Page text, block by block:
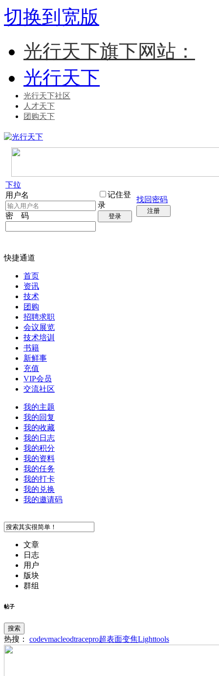
切换到宽版
光行天下旗下网站：
光行天下
光行天下社区
人才天下
团购天下
下拉
用户名
密 码
记住登
录
登录
找回密码
注册
快捷通道
首页
资讯
技术
团购
招聘求职
会议展览
技术培训
书籍
新鲜事
充值
VIP会员
交流社区
我的主题
我的回复
我的收藏
我的日志
我的积分
我的资料
我的任务
我的打卡
我的兑换
我的邀请码
文章
日志
用户
版块
群组
帖子
搜索
热搜： codevmacleodtracepro超表面变焦Lighttools